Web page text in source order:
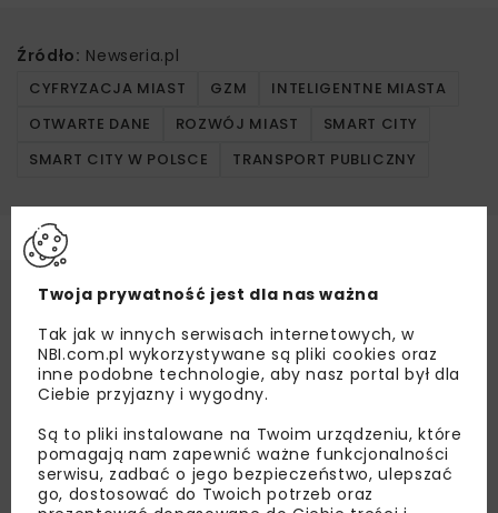
Źródło: Newseria.pl
CYFRYZACJA MIAST GZM
INTELIGENTNE MIASTA
OTWARTE DANE
ROZWÓJ MIAST
SMART CITY
SMART CITY W POLSCE
TRANSPORT PUBLICZNY
Twoja prywatność jest dla nas ważna
Tak jak w innych serwisach internetowych, w
NBI.com.pl wykorzystywane są pliki cookies oraz
inne podobne technologie, aby nasz portal był dla
Ciebie przyjazny i wygodny.
Są to pliki instalowane na Twoim urządzeniu, które
pomagają nam zapewnić ważne funkcjonalności
serwisu, zadbać o jego bezpieczeństwo, ulepszać
go, dostosować do Twoich potrzeb oraz